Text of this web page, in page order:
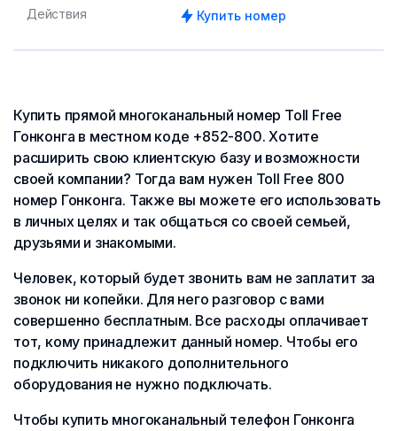
Действия Купить номер
Купить прямой многоканальный номер Toll Free
Гонконга в местном коде +852-800. Хотите
расширить свою клиентскую базу и возможности
своей компании? Тогда вам нужен Toll Free 800
номер Гонконга. Также вы можете его использовать
в личных целях и так общаться со своей семьей,
друзьями и знакомыми.
Человек, который будет звонить вам не заплатит за
звонок ни копейки. Для него разговор с вами
совершенно бесплатным. Все расходы оплачивает
тот, кому принадлежит данный номер. Чтобы его
подключить никакого дополнительного
оборудования не нужно подключать.
Чтобы купить многоканальный телефон Гонконга